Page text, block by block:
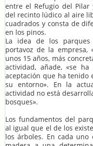
entre el Refugio del Pilar
del recinto lúdico al aire
cuadrados y consta de
en los pinos.
La idea de los parques
portavoz de la empresa,
unos 15 años, más
actividad, añade, «se
aceptación que ha tenido
su entorno». En la
actividad no está
bosques».
Los fundamentos del
al igual que el de los
los árboles. En cada